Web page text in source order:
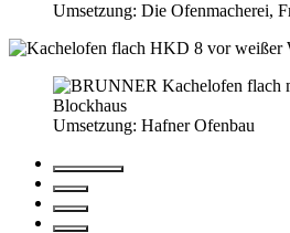
Umsetzung: Die Ofenmacherei,
Umsetzung: Hafner Ofenbau